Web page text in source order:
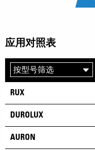
应用对照表
RUX
DUROLUX
AURON